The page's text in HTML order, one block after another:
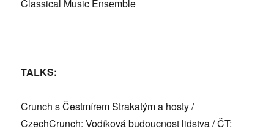
Classical Music Ensemble
TALKS:
Crunch s Čestmírem Strakatým a hosty /
CzechCrunch: Vodíková budoucnost lidstva / ČT: